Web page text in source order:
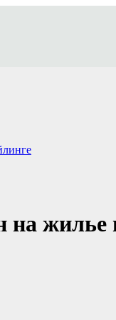
на